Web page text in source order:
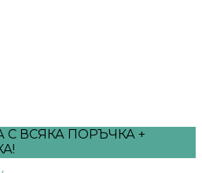
ВСЯКА ПОРЪЧКА +